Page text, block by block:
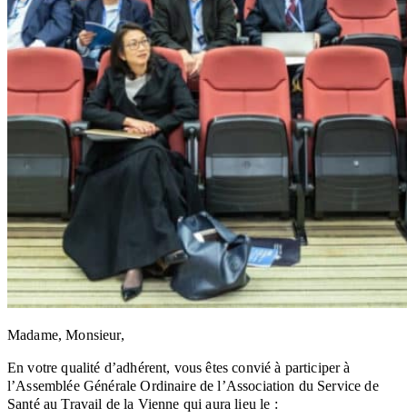
Madame, Monsieur,
En votre qualité d’adhérent, vous êtes convié à participer à
l’Assemblée Générale Ordinaire de l’Association du Service de
Santé au Travail de la Vienne qui aura lieu le :